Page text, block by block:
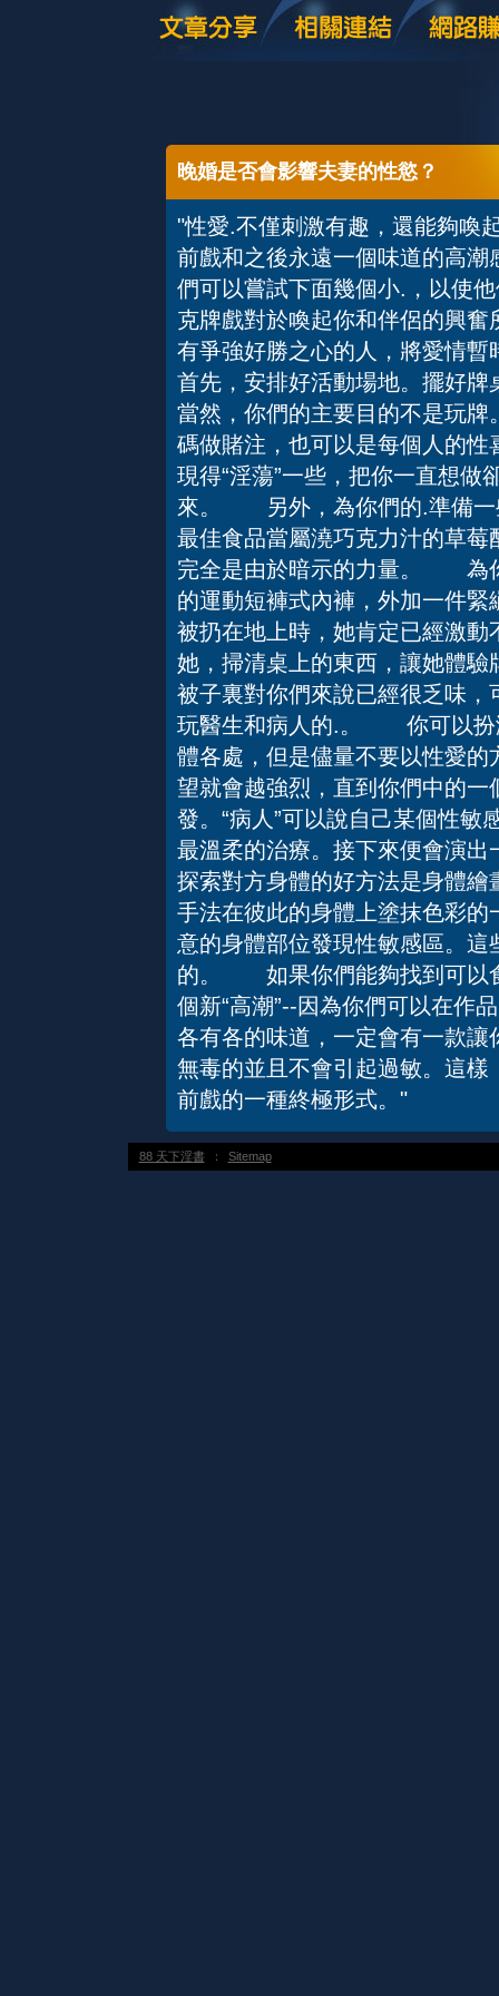
晚婚是否會影響夫妻的性慾？
"性愛.不僅刺激有趣，還能夠喚
前戲和之後永遠一個味道的高
們可以嘗試下面幾個小.，以
克牌戲對於喚起你和伴侶的興
有爭強好勝之心的人，將愛情
首先，安排好活動場地。擺好
當然，你們的主要目的不是玩
碼做賭注，也可以是每個人的
現得“淫蕩”一些，把你一直想做
來。 另外，為你們的.準備一
最佳食品當屬澆巧克力汁的草
完全是由於暗示的力量。 為
的運動短褲式內褲，外加一件
被扔在地上時，她肯定已經激
她，掃清桌上的東西，讓她體
被子裏對你們來說已經很乏味
玩醫生和病人的.。 你可以扮
體各處，但是儘量不要以性愛
望就會越強烈，直到你們中的
發。“病人”可以說自己某個性敏
最溫柔的治療。接下來便會演
探索對方身體的好方法是身體
手法在彼此的身體上塗抹色彩
意的身體部位發現性敏感區。
的。 如果你們能夠找到可以
個新“高潮”--因為你們可以在作
各有各的味道，一定會有一款
無毒的並且不會引起過敏。這
前戲的一種終極形式。"
88 天下淫書 ： Sitemap